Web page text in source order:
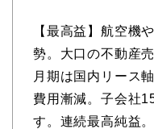
【最高益】航空機
勢。大口の不動産
月期は国内リース
費用漸減。子会社
す。連続最高純益。